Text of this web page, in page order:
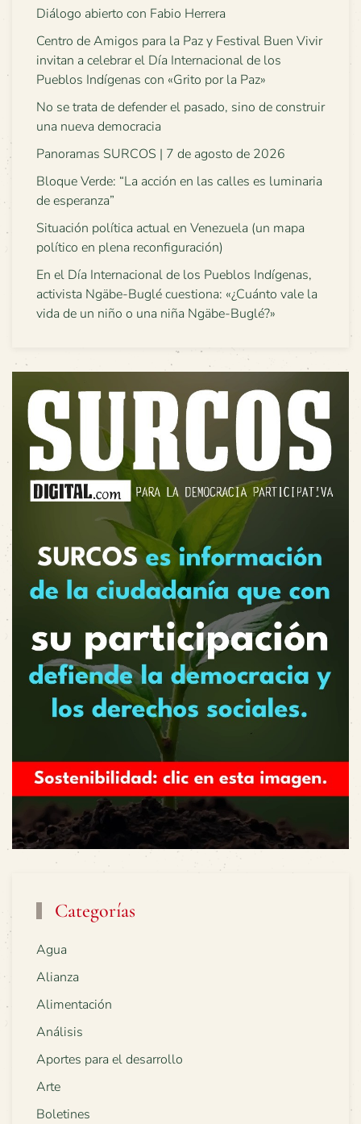
Diálogo abierto con Fabio Herrera
Centro de Amigos para la Paz y Festival Buen Vivir
invitan a celebrar el Día Internacional de los
Pueblos Indígenas con «Grito por la Paz»
No se trata de defender el pasado, sino de construir
una nueva democracia
Panoramas SURCOS | 7 de agosto de 2026
Bloque Verde: “La acción en las calles es luminaria
de esperanza”
Situación política actual en Venezuela (un mapa
político en plena reconfiguración)
En el Día Internacional de los Pueblos Indígenas,
activista Ngäbe-Buglé cuestiona: «¿Cuánto vale la
vida de un niño o una niña Ngäbe-Buglé?»
Categorías
Agua
Alianza
Alimentación
Análisis
Aportes para el desarrollo
Arte
Boletines